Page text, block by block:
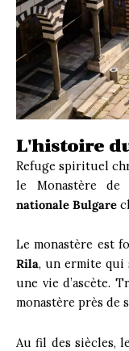
L'histoire
Refuge spirituel
le Monastère
nationale Bulgare
Le monastère est
Rila, un ermite qui
une vie d’ascète.
monastère près de
Au fil des siècles,